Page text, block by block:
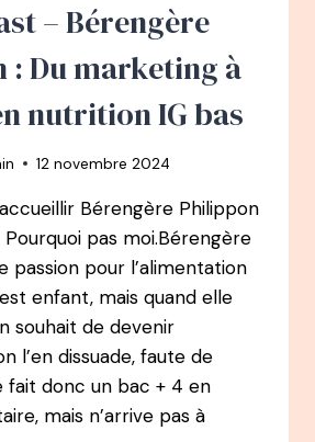
– Bérengère
: Du marketing à
nutrition IG bas
12 novembre 2024
Bérengère Philippon
pas moi.Bérengère
passion pour l’alimentation
enfant, mais quand elle
souhait de devenir
l’en dissuade, faute de
fait donc un bac + 4 en
mais n’arrive pas à